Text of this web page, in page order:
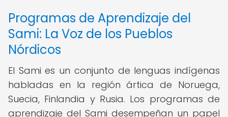
Programas de Aprendizaje del
Sami: La Voz de los Pueblos
Nórdicos
El Sami es un conjunto de lenguas indígenas
habladas en la región ártica de Noruega,
Suecia, Finlandia y Rusia. Los programas de
aprendizaje del Sami desempeñan un papel